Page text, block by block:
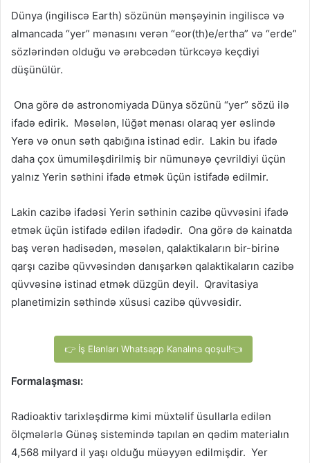
Dünya (ingiliscə Earth) sözünün mənşəyinin ingiliscə və
almancada “yer” mənasını verən “eor(th)e/ertha” və “erde”
sözlərindən olduğu və ərəbcədən türkcəyə keçdiyi
düşünülür.
Ona görə də astronomiyada Dünya sözünü “yer” sözü ilə
ifadə edirik. Məsələn, lüğət mənası olaraq yer əslində
Yerə və onun səth qabığına istinad edir. Lakin bu ifadə
daha çox ümumiləşdirilmiş bir nümunəyə çevrildiyi üçün
yalnız Yerin səthini ifadə etmək üçün istifadə edilmir.
Lakin cazibə ifadəsi Yerin səthinin cazibə qüvvəsini ifadə
etmək üçün istifadə edilən ifadədir. Ona görə də kainatda
baş verən hadisədən, məsələn, qalaktikaların bir-birinə
qarşı cazibə qüvvəsindən danışarkən qalaktikaların cazibə
qüvvəsinə istinad etmək düzgün deyil. Qravitasiya
planetimizin səthində xüsusi cazibə qüvvəsidir.
👉 İş Elanları Whatsapp Kanalına qoşul!👈
Formalaşması:
Radioaktiv tarixləşdirmə kimi müxtəlif üsullarla edilən
ölçmələrlə Günəş sistemində tapılan ən qədim materialın
4,568 milyard il yaşı olduğu müəyyən edilmişdir. Yer